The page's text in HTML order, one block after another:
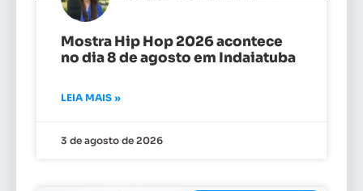
Mostra Hip Hop 2026 acontece
no dia 8 de agosto em Indaiatuba
LEIA MAIS »
3 de agosto de 2026